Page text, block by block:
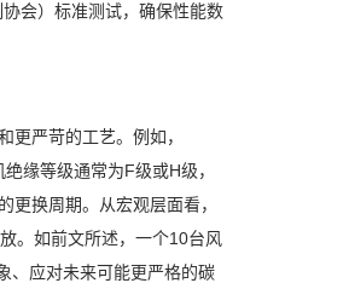
会）标准测试，确保性能数
严苛的工艺。例如，
缘等级通常为F级或H级，
换周期。从宏观层面看，
。如前文所述，一个10台风
、应对未来可能更严格的碳